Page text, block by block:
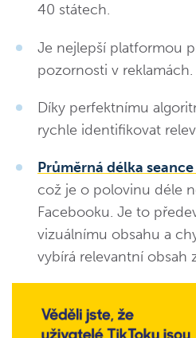
40 státech.
Je nejlepší platformou
pozornosti v reklamách.
Díky perfektnímu
rychle identifikovat
Průměrná délka
což je o polovinu déle
Facebooku. Je to
vizuálnímu obsahu a
vybírá relevantní obsah